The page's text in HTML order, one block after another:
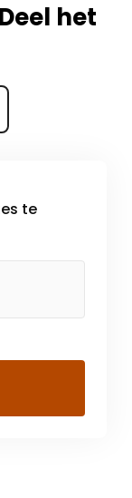
het
te